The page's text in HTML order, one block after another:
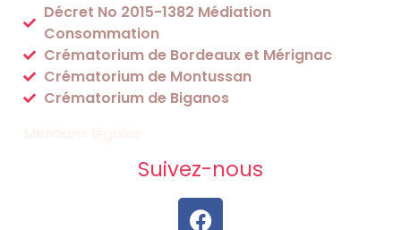
Décret No 2015-1382 Médiation
Consommation
Crématorium de Bordeaux et Mérignac
Crématorium de Montussan
Crématorium de Biganos
Suivez-nous